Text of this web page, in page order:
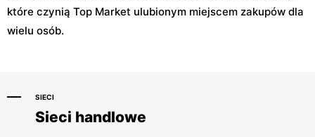
które czynią Top Market ulubionym miejscem zakupów dla
wielu osób.
SIECI
Sieci handlowe